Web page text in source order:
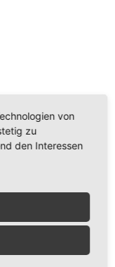
kann Daten
Sie die Details
des Service zu,
von
zu
den Interessen